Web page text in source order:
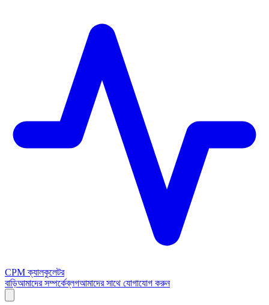
CPM ক্যালকুলেটর
বাড়িআমাদের সম্পর্কেব্লগআমাদের সাথে যোগাযোগ করুন